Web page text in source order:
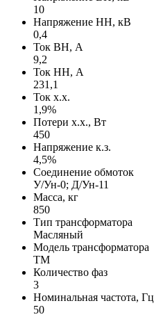
10
Напряжение НН, кВ
0,4
Ток ВН, А
9,2
Ток НН, А
231,1
Ток х.х.
1,9%
Потери х.х., Вт
450
Напряжение к.з.
4,5%
Соединение обмоток
У/Ун-0; Д/Ун-11
Масса, кг
850
Тип трансформатора
Масляный
Модель трансформатора
ТМ
Количество фаз
3
Номинальная частота, Гц
50